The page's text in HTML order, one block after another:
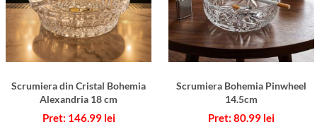
Scrumiera din Cristal Bohemia
Alexandria 18 cm
146.99 lei
Scrumiera Bohemia Pinwheel
14.5cm
80.99 lei